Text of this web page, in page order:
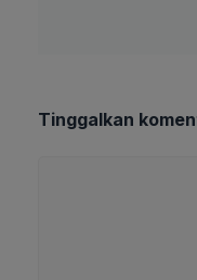
Tinggalkan